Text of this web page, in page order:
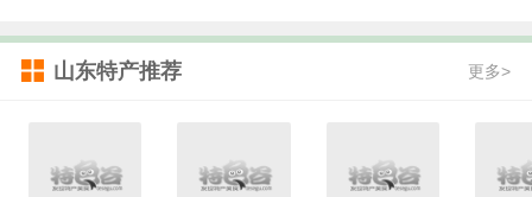
山东特产推荐 更多>